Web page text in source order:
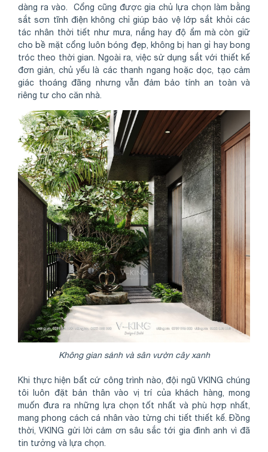
dàng ra vào. Cổng cũng được gia chủ lựa chọn làm bằng
sắt sơn tĩnh điện không chỉ giúp bảo vệ lớp sắt khỏi các
tác nhân thời tiết như mưa, nắng hay độ ẩm mà còn giữ
cho bề mặt cổng luôn bóng đẹp, không bị han gỉ hay bong
tróc theo thời gian. Ngoài ra, việc sử dụng sắt với thiết kế
đơn giản, chủ yếu là các thanh ngang hoặc dọc, tạo cảm
giác thoáng đãng nhưng vẫn đảm bảo tính an toàn và
riêng tư cho căn nhà.
Không gian sảnh và sân vườn cây xanh
Khi thực hiện bất cứ công trình nào, đội ngũ VKING chúng
tôi luôn đặt bản thân vào vị trí của khách hàng, mong
muốn đưa ra những lựa chọn tốt nhất và phù hợp nhất,
mang phong cách cá nhân vào từng chi tiết thiết kế. Đồng
thời, VKING gửi lời cảm ơn sâu sắc tới gia đình anh vì đã
tin tưởng và lựa chọn.